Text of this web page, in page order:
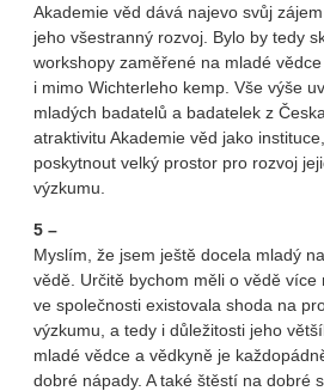
Akademie věd dává najevo svůj
jeho všestranný rozvoj. Bylo by tedy
workshopy zaměřené na mladé
i mimo Wichterleho kemp. Vše výše
mladých badatelů a badatelek z
atraktivitu Akademie věd jako
poskytnout velký prostor pro rozvoj
výzkumu.
5 –
Myslím, že jsem ještě docela mladý
vědě. Určitě bychom měli o vědě
ve společnosti existovala shoda na
výzkumu, a tedy i důležitosti jeho
mladé vědce a vědkyně je
dobré nápady. A také štěstí na dobré